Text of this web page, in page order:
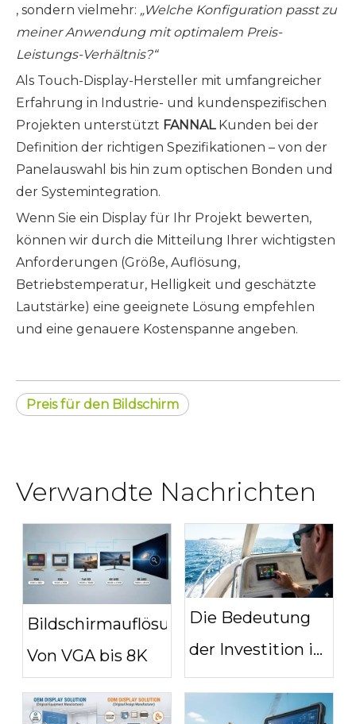
, sondern vielmehr: „Welche Konfiguration passt zu
meiner Anwendung mit optimalem Preis-
Leistungs-Verhältnis?“
Als Touch-Display-Hersteller mit umfangreicher
Erfahrung in Industrie- und kundenspezifischen
Projekten unterstützt FANNAL Kunden bei der
Definition der richtigen Spezifikationen – von der
Panelauswahl bis hin zum optischen Bonden und
der Systemintegration.
Wenn Sie ein Display für Ihr Projekt bewerten,
können wir durch die Mitteilung Ihrer wichtigsten
Anforderungen (Größe, Auflösung,
Betriebstemperatur, Helligkeit und geschätzte
Lautstärke) eine geeignete Lösung empfehlen
und eine genauere Kostenspanne angeben.
Preis für den Bildschirm
Verwandte Nachrichten
Bildschirmauflösungen:
Von VGA bis 8K
Die Bedeutung
der Investition in
LCDs mit
ultrahoher